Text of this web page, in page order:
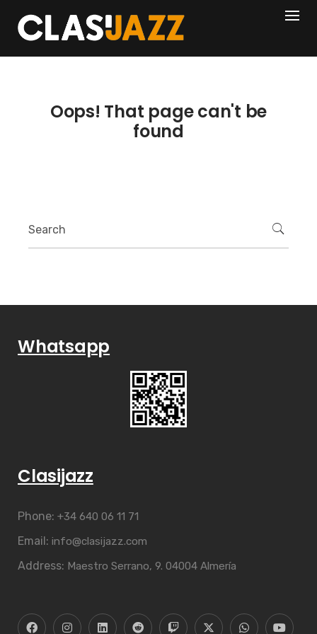
content
404
Oops! That page can't be
found
Whatsapp
Clasijazz
Phone: +34 640 06 11 71
Email: info@clasijazz.com
Address: Maestro Serrano, 9. 04004 Almería